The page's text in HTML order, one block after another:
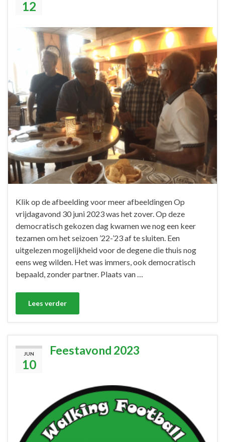
12
Klik op de afbeelding voor meer afbeeldingen Op
vrijdagavond 30 juni 2023 was het zover. Op deze
democratisch gekozen dag kwamen we nog een keer
tezamen om het seizoen ’22-’23 af te sluiten. Een
uitgelezen mogelijkheid voor de degene die thuis nog
eens weg wilden. Het was immers, ook democratisch
bepaald, zonder partner. Plaats van …
Lees verder
JUN
10
Feestavond 2023